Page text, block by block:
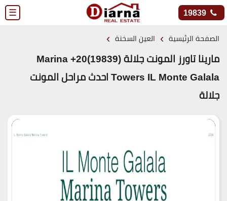
☰ 19839
الصفحة الرئيسية › العين السخنة ›
مارينا تاورز المونت جلالة (19839)20+ Marina
Towers IL Monte Galala احدث مراحل المونت
جلالة